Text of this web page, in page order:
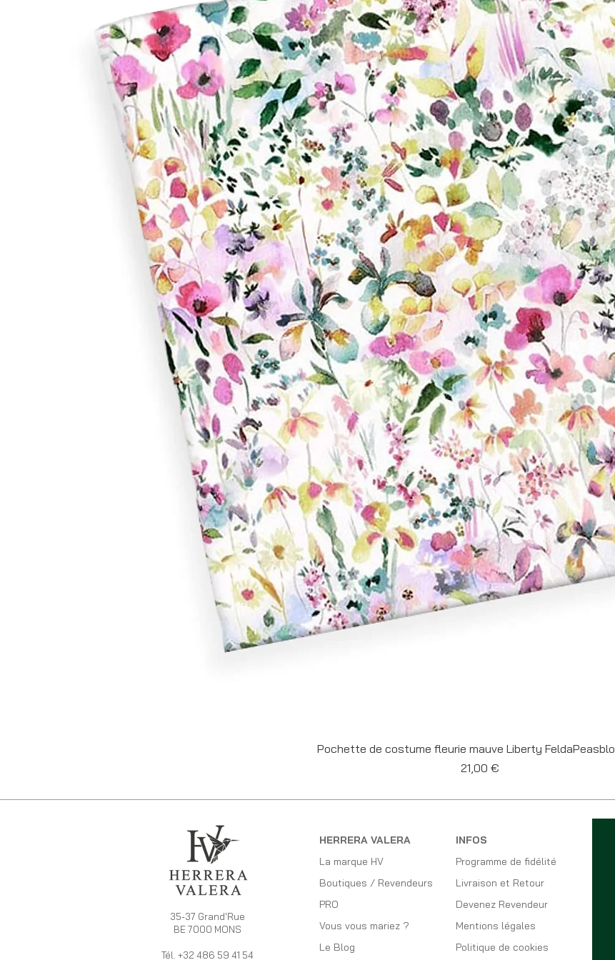
Aperçu rapide
Pochette de costume fleurie mauve Liberty
Prix
21,00 €
35-37 Grand'Rue
BE 7000 MONS
Tél. +32 486 59 41 54
HERRERA VALERA
La marque HV
Boutiques / Revendeurs
PRO
Vous vous mariez ?
Le Blog
INFOS
Programme de fidélité
Livraison et Retour
Devenez Revendeur
Mentions légales
Politique de cookies